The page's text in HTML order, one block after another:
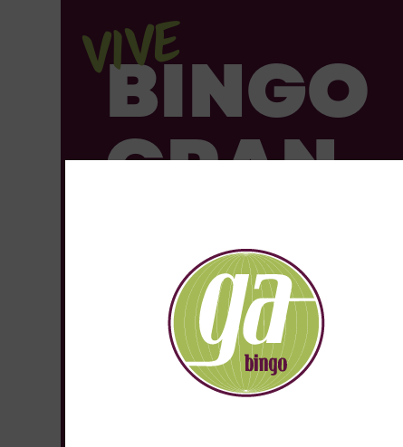
VIVE
BINGO
GRAN
ALUCHE
OCIO \\ RESTAURACIÓN &
EXPERIENCIAS